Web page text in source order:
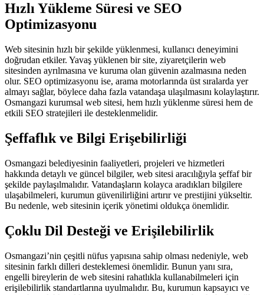
Hızlı Yükleme Süresi ve SEO
Optimizasyonu
Web sitesinin hızlı bir şekilde yüklenmesi, kullanıcı deneyimini
doğrudan etkiler. Yavaş yüklenen bir site, ziyaretçilerin web
sitesinden ayrılmasına ve kuruma olan güvenin azalmasına neden
olur. SEO optimizasyonu ise, arama motorlarında üst sıralarda yer
almayı sağlar, böylece daha fazla vatandaşa ulaşılmasını kolaylaştırır.
Osmangazi kurumsal web sitesi, hem hızlı yüklenme süresi hem de
etkili SEO stratejileri ile desteklenmelidir.
Şeffaflık ve Bilgi Erişebilirliği
Osmangazi belediyesinin faaliyetleri, projeleri ve hizmetleri
hakkında detaylı ve güncel bilgiler, web sitesi aracılığıyla şeffaf bir
şekilde paylaşılmalıdır. Vatandaşların kolayca aradıkları bilgilere
ulaşabilmeleri, kurumun güvenilirliğini artırır ve prestijini yükseltir.
Bu nedenle, web sitesinin içerik yönetimi oldukça önemlidir.
Çoklu Dil Desteği ve Erişilebilirlik
Osmangazi’nin çeşitli nüfus yapısına sahip olması nedeniyle, web
sitesinin farklı dilleri desteklemesi önemlidir. Bunun yanı sıra,
engelli bireylerin de web sitesini rahatlıkla kullanabilmeleri için
erişilebilirlik standartlarına uyulmalıdır. Bu, kurumun kapsayıcı ve